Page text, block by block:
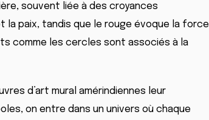
souvent liée à des croyances
paix, tandis que le rouge évoque la force
comme les cercles sont associés à la
d’art mural amérindiennes leur
on entre dans un univers où chaque